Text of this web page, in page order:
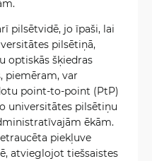
pilsētvidē, jo īpaši, lai
pilsētiņā,
optiskās šķiedras
piemēram, var
point-to-point (PtP)
universitātes pilsētiņu
ēkām.
piekļuve
atvieglojot tiešsaistes